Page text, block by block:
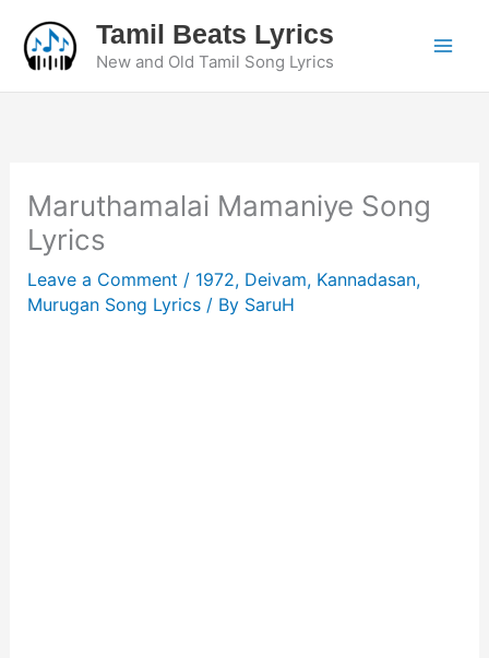
content
Tamil Beats Lyrics
New and Old Tamil Song Lyrics
Maruthamalai Mamaniye Song
Lyrics
Leave a Comment / 1972, Deivam, Kannadasan,
Murugan Song Lyrics/ By SaruH